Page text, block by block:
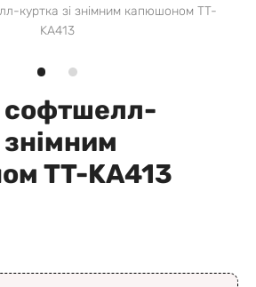
куртка зі знімним капюшоном TT-
KA413
софтшелл-
знімним
TT-KA413